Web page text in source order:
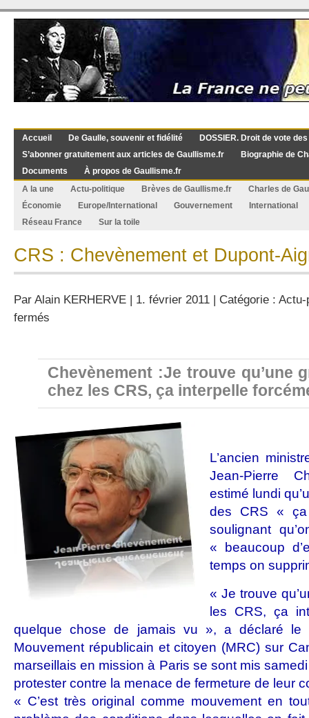
Accueil De Gaulle, souvenir et fidélité
DOSSIER. Droit de vote
S’abonner gratuitement aux articles de Gaullisme.fr
Biographie de
Documents
À propos de Gaullisme.fr
A la une
Actu-politique Brèves de Gaullisme.fr
Charles de
Économie
Europe/International Gouvernement
International
Réseau France
Sur la toile
CRS : Chevènement et Dupont-
Par Alain KERHERVE | 1. février 2011 | Catégorie : Actu-
fermés
Dupont-
Aignan
Chevènement :Je trouve qu’une
chez les CRS, ça interpelle
L’ancien
Jean-Pierre
estimé lundi
des CRS « ça
soulignant
« beaucoup
temps on
« Je trouve
les CRS, ça
quelque chose de jamais vu », a déclaré le
Mouvement républicain et citoyen (MRC) sur
marseillais en mission à Paris se sont mis
protester contre la menace de fermeture de leur
« C’est très original comme mouvement en